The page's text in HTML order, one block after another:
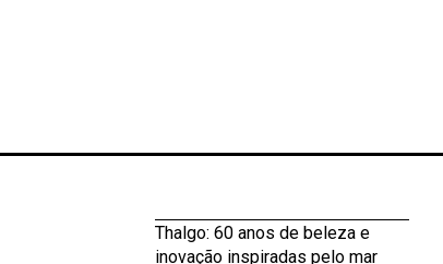
Thalgo: 60 anos de beleza e
inovação inspiradas pelo mar